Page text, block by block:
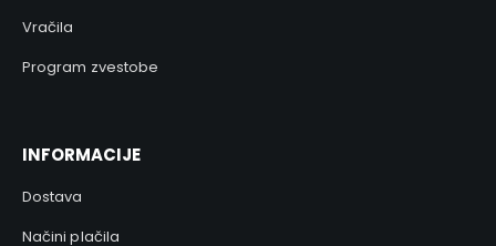
Vračila
Program zvestobe
INFORMACIJE
Dostava
Načini plačila